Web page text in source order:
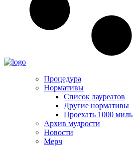
Процедура
Нормативы
Список лауреатов
Другие нормативы
Проехать 1000 миль
Архив мудрости
Новости
Мерч